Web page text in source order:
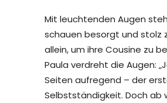
Mit leuchtenden Augen
schauen besorgt und stolz
allein, um ihre Cousine zu
Paula verdreht die Augen:
Seiten aufregend – der
Selbstständigkeit. Doch ab